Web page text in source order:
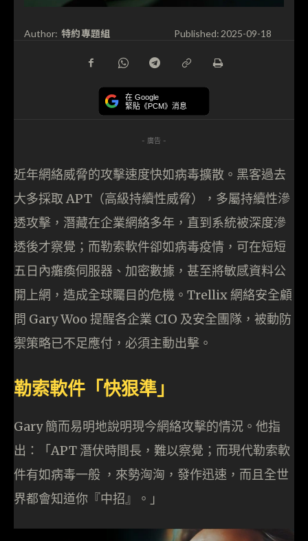
Author: 特約專題組 Published: 2025-09-18
在 Google
緊貼《PCM》消息
- 廣告 -
近年網絡威脅的攻擊速度快如病毒擴散。黑客過去
大多採取 APT（高級持續性威脅），多屬持續性滲
透攻擊，潛藏在企業網絡多年，直到系統被深度滲
透後才察覺；而勒索軟件卻如病毒疫情，可在短短
五日內癱瘓伺服器、加密數據，甚至將敏感資料公
開上網，造成全球矚目的危機。Trellix 網絡安全顧
問 Gary Woo 提醒各企業 CIO 及安全團隊，被動防
禦策略已不足應付，必須主動出擊。
勒索軟件「快狠準」
Gary 簡而易明地說明現今網絡攻擊的情況。他指
出：「APT 潛伏時間長，難以察覺；而現代勒索軟
件有如病毒一般 ，來勢洶洶，發作迅速，而且全世
界都會知道你『中招』。」